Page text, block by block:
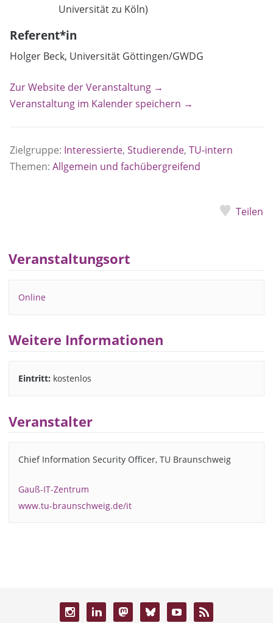
Universität zu Köln)
Referent*in
Holger Beck, Universität Göttingen/GWDG
Zur Website der Veranstaltung →
Veranstaltung im Kalender speichern →
Zielgruppe: Interessierte, Studierende, TU-intern
Themen: Allgemein und fachübergreifend
Teilen
Veranstaltungsort
Online
Weitere Informationen
Eintritt: kostenlos
Veranstalter
Chief Information Security Officer, TU Braunschweig
Gauß-IT-Zentrum
www.tu-braunschweig.de/it